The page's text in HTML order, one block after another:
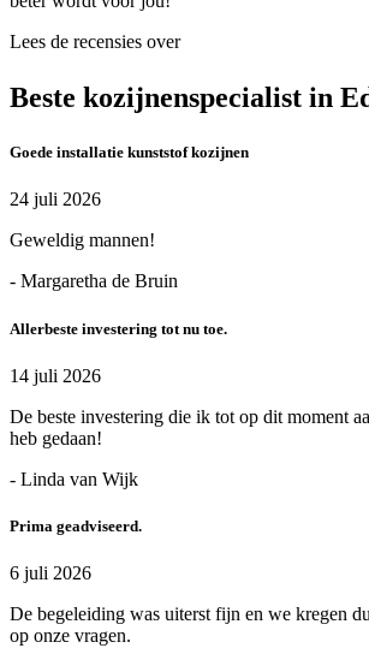
Lees de recensies over
Beste kozijnenspecialist in
Goede installatie kunststof kozijnen
24 juli 2026
Geweldig mannen!
- Margaretha de Bruin
Allerbeste investering tot nu toe.
14 juli 2026
De beste investering die ik tot op dit moment
heb gedaan!
- Linda van Wijk
Prima geadviseerd.
6 juli 2026
De begeleiding was uiterst fijn en we kregen
op onze vragen.